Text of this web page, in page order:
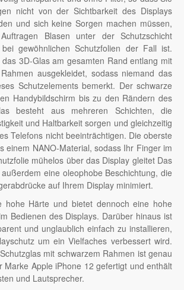
nicht von der Sichtbarkeit des Displays
und sich keine Sorgen machen müssen,
Blasen unter der Schutzschicht
gewöhnlichen Schutzfolien der Fall ist.
3D-Glas am gesamten Rand entlang mit
ausgekleidet, sodass niemand das
Schutzelements bemerkt. Der schwarze
Handybildschirm bis zu den Rändern des
besteht aus mehreren Schichten, die
und Haltbarkeit sorgen und gleichzeitig
Telefons nicht beeinträchtigen. Die oberste
einem NANO-Material, sodass Ihr Finger im
mühelos über das Display gleitet Das
eine oleophobe Beschichtung, die
auf Ihrem Display minimiert.
hohe Härte und bietet dennoch eine hohe
Bedienen des Displays. Darüber hinaus ist
und unglaublich einfach zu installieren,
um ein Vielfaches verbessert wird.
mit schwarzem Rahmen ist genau
Marke Apple iPhone 12 gefertigt und enthält
und Lautsprecher.